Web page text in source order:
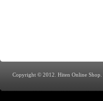
Copyright © 2012. Hiten Online